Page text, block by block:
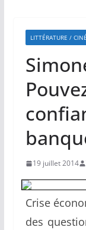
LITTÉRATURE /
19 juillet 2014
Crise
des